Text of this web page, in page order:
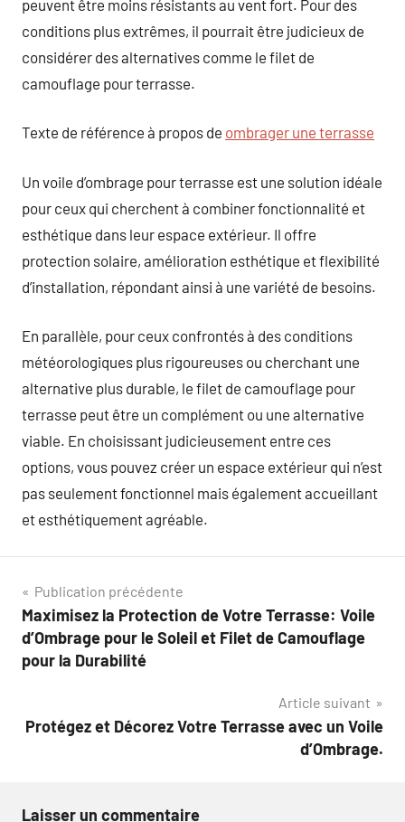
peuvent être moins résistants au vent fort. Pour des
conditions plus extrêmes, il pourrait être judicieux de
considérer des alternatives comme le filet de
camouflage pour terrasse.
Texte de référence à propos de ombrager une terrasse
Un voile d’ombrage pour terrasse est une solution idéale
pour ceux qui cherchent à combiner fonctionnalité et
esthétique dans leur espace extérieur. Il offre
protection solaire, amélioration esthétique et flexibilité
d’installation, répondant ainsi à une variété de besoins.
En parallèle, pour ceux confrontés à des conditions
météorologiques plus rigoureuses ou cherchant une
alternative plus durable, le filet de camouflage pour
terrasse peut être un complément ou une alternative
viable. En choisissant judicieusement entre ces
options, vous pouvez créer un espace extérieur qui n’est
pas seulement fonctionnel mais également accueillant
et esthétiquement agréable.
Navigation
de
l’article
Publication précédente
Maximisez la Protection de Votre Terrasse: Voile
d’Ombrage pour le Soleil et Filet de Camouflage
pour la Durabilité
Article suivant
Protégez et Décorez Votre Terrasse avec un Voile
d’Ombrage.
Laisser un commentaire